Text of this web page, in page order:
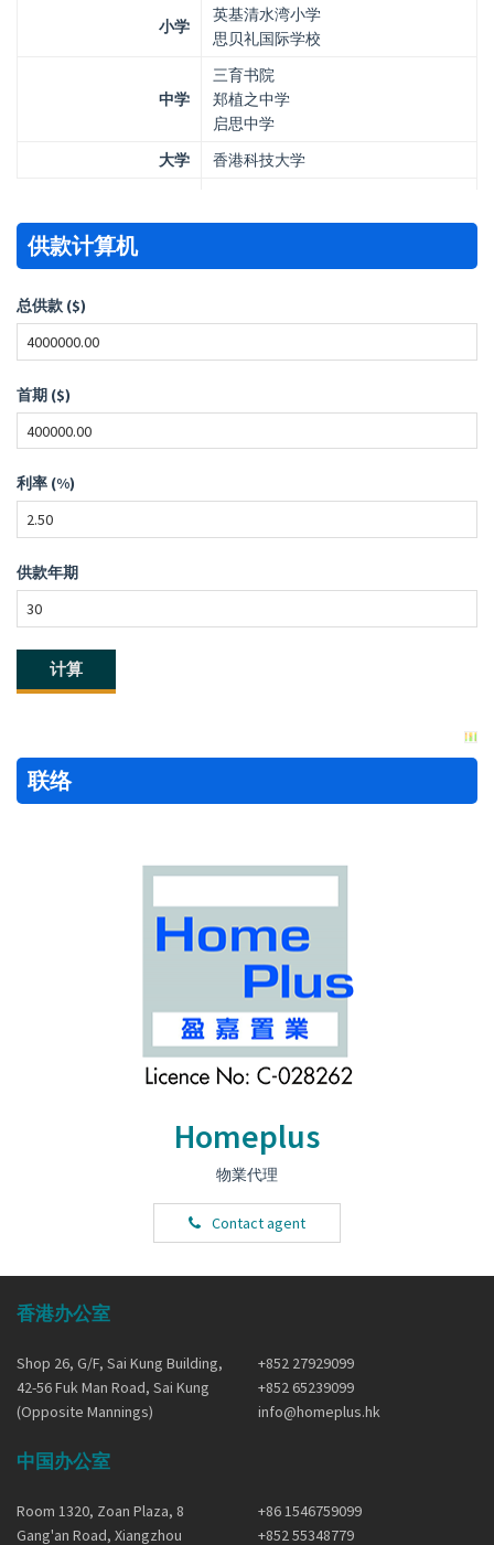
小学
英基清水湾小学
思贝礼国际学校
中学
三育书院
郑植之中学
启思中学
大学
香港科技大学
供款计算机
总供款 ($)
首期 ($)
利率 (%)
供款年期
联络
Homeplus
物業代理
Contact agent
香港办公室
Shop 26, G/F, Sai Kung Building,
42-56 Fuk Man Road, Sai Kung
(Opposite Mannings)
+852 27929099
+852 65239099
info@homeplus.hk
中国办公室
Room 1320, Zoan Plaza, 8
Gang'an Road, Xiangzhou
+86 1546759099
+852 55348779